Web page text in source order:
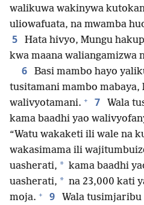
walikuwa wakinywa
uliowafuata, na mwamba
5
Hata hivyo, Mungu
kwa maana waliangamizwa
6
Basi mambo hayo
tusitamani mambo mabaya,
walivyotamani. + 7
Wala
kama baadhi yao
“Watu wakaketi ili wale na
wakasimama ili
uasherati, * kama baadhi
uasherati, * na 23,000 kati
moja. + 9 Wala tusimjaribu